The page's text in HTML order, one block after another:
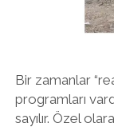
Bir zamanlar
programları
sayılır. Özel